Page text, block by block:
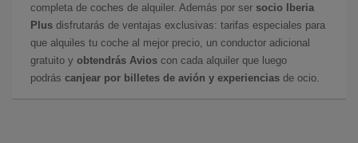
completa de coches de alquiler. Además por ser socio Iberia
Plus disfrutarás de ventajas exclusivas: tarifas especiales para
que alquiles tu coche al mejor precio, un conductor adicional
gratuito y obtendrás Avios con cada alquiler que luego
podrás canjear por billetes de avión y experiencias de ocio.